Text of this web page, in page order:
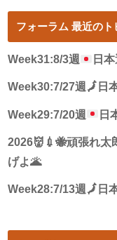
フォーラム 最近のト
Week31:8/3週 日
Week30:7/27週🗾 日
Week29:7/20週 日
2026👹💉🐝頑張れ太
げよ🌋
Week28:7/13週 🗾 日